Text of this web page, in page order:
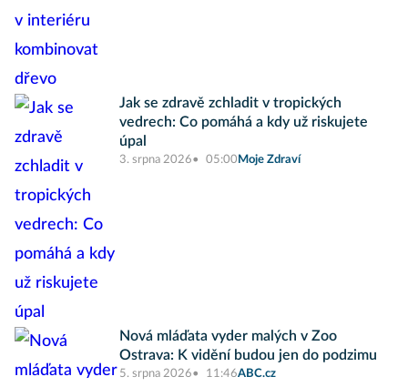
Jak se zdravě zchladit v tropických
vedrech: Co pomáhá a kdy už riskujete
úpal
3. srpna 2026 05:00 Moje Zdraví
Nová mláďata vyder malých v Zoo
Ostrava: K vidění budou jen do podzimu
5. srpna 2026 11:46ABC.cz